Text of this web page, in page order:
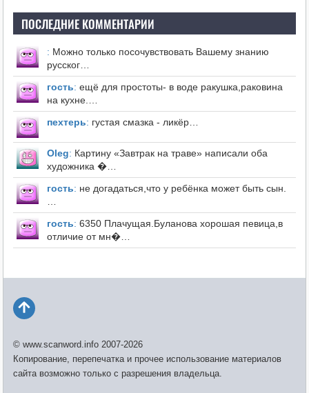
ПОСЛЕДНИЕ КОММЕНТАРИИ
: Можно только посочувствовать Вашему знанию
русског…
гость: ещё для простоты- в воде ракушка,раковина
на кухне.…
пехтерь: густая смазка - ликёр…
Оleg: Картину «Завтрак на траве» написали оба
художника �…
гость: не догадаться,что у ребёнка может быть сын.
…
гость: 6350 Плачущая.Буланова хорошая певица,в
отличие от мн�…
© www.scanword.info 2007-2026
Копирование, перепечатка и прочее использование материалов
сайта возможно только с разрешения владельца.